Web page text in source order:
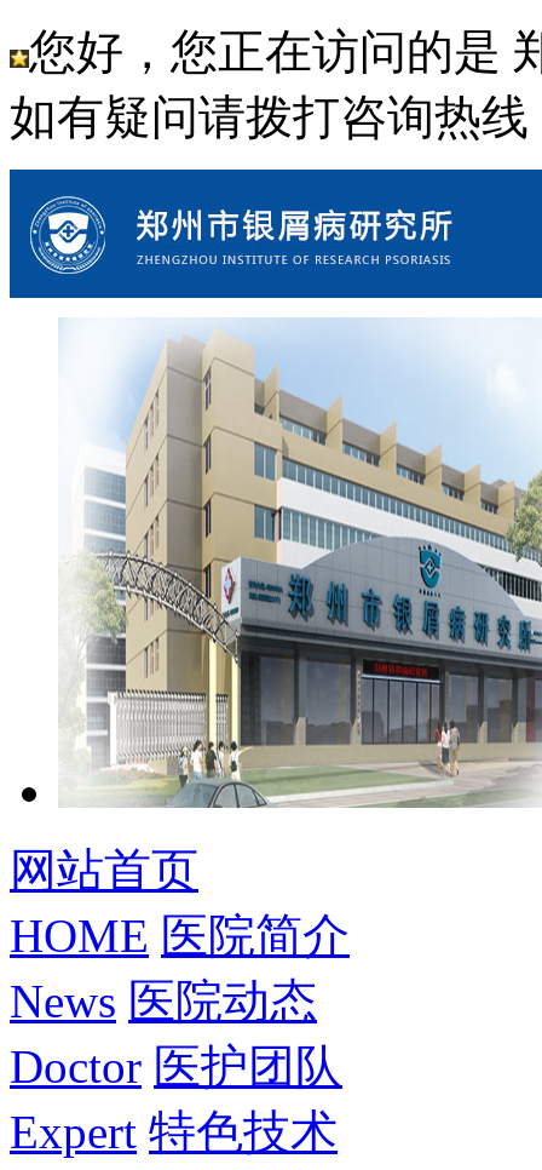
您好，您正在访问的是
如有疑问请拨打咨询热线
网站首页
HOME 医院简介
News 医院动态
Doctor 医护团队
Expert 特色技术